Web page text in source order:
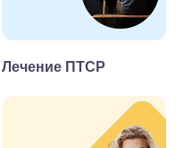
Лечение ПТСР